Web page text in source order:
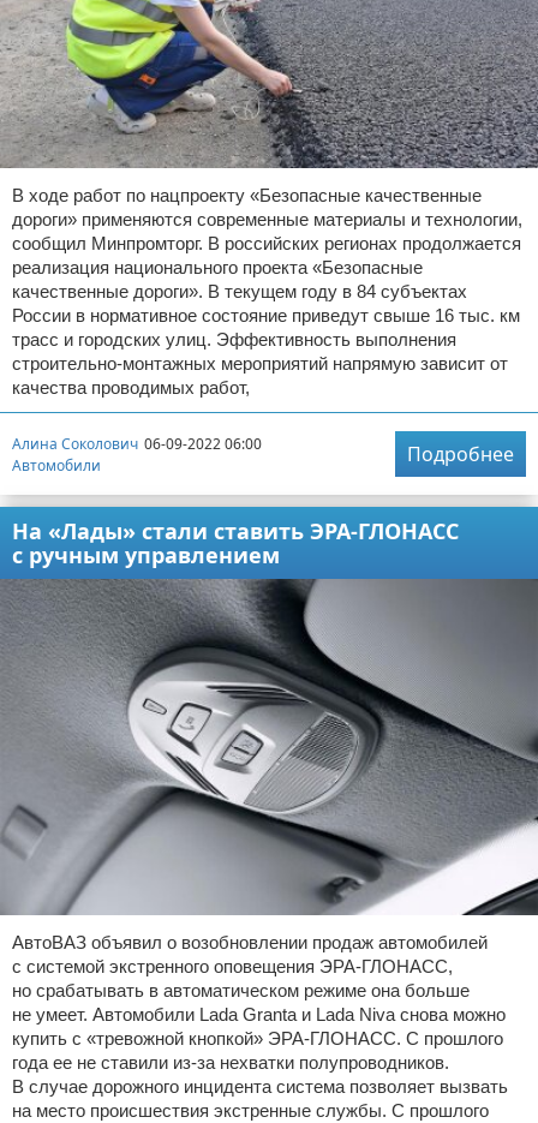
В ходе работ по нацпроекту «Безопасные качественные
дороги» применяются современные материалы и технологии,
сообщил Минпромторг. В российских регионах продолжается
реализация национального проекта «Безопасные
качественные дороги». В текущем году в 84 субъектах
России в нормативное состояние приведут свыше 16 тыс. км
трасс и городских улиц. Эффективность выполнения
строительно-монтажных мероприятий напрямую зависит от
качества проводимых работ,
Алина Соколович 06-09-2022 06:00
Автомобили
Подробнее
На «Лады» стали ставить ЭРА-ГЛОНАСС
с ручным управлением
АвтоВАЗ объявил о возобновлении продаж автомобилей
с системой экстренного оповещения ЭРА-ГЛОНАСС,
но срабатывать в автоматическом режиме она больше
не умеет. Автомобили Lada Granta и Lada Niva снова можно
купить с «тревожной кнопкой» ЭРА-ГЛОНАСС. С прошлого
года ее не ставили из-за нехватки полупроводников.
В случае дорожного инцидента система позволяет вызвать
на место происшествия экстренные службы. С прошлого